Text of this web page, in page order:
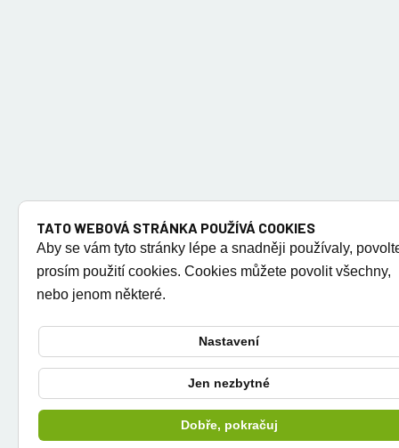
TATO WEBOVÁ STRÁNKA POUŽÍVÁ COOKIES
Aby se vám tyto stránky lépe a snadněji používaly,
prosím použití cookies. Cookies můžete povolit všechny,
nebo jenom některé.
Nastavení
Jen nezbytné
Dobře, pokračuj